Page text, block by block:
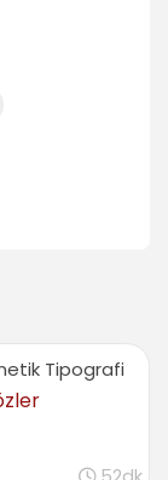
ve
(Cycore
Tipografi